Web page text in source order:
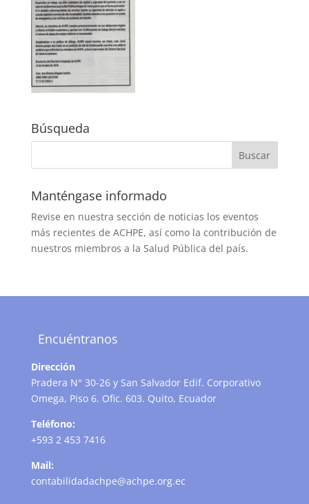
Búsqueda
Manténgase informado
Revise en nuestra sección de noticias los eventos
más recientes de ACHPE, así como la contribución de
nuestros miembros a la Salud Pública del país.
Encuéntranos
Dirección
Pradera N° 30-26 y San Salvador Edif. Corporativo
Omega, Piso 6. Ofic. 603. Quito, Ecuador
Teléfono:
+593 2 453 7416
Mail:
contabilidadachpe@achpe.org.ec